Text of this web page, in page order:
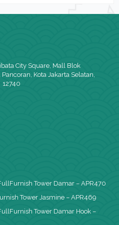
City Square, Mall Blok
Kota Jakarta Selatan,
12740
Tower Damar – APR470
Tower Jasmine – APR469
Tower Damar Hook –